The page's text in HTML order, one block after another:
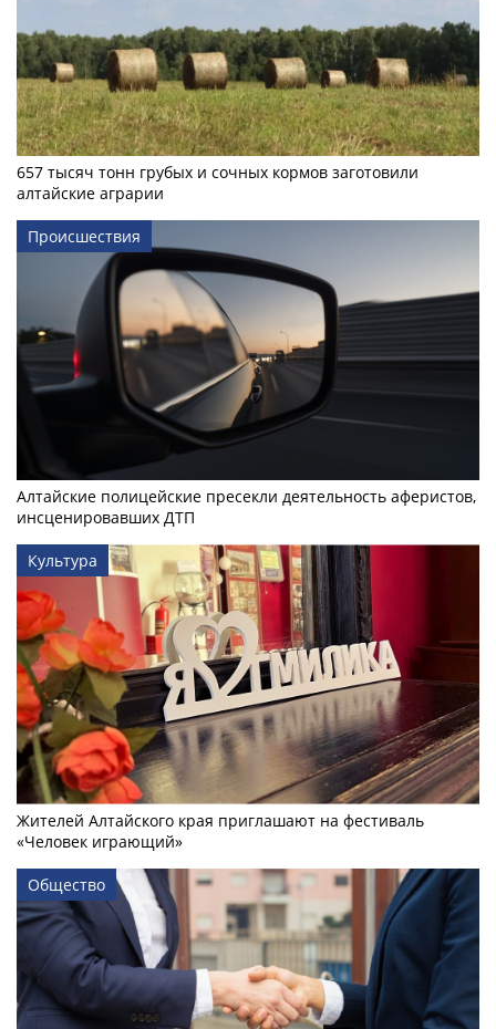
657 тысяч тонн грубых и сочных кормов заготовили
алтайские аграрии
Происшествия
Алтайские полицейские пресекли деятельность аферистов,
инсценировавших ДТП
Культура
Жителей Алтайского края приглашают на фестиваль
«Человек играющий»
Общество